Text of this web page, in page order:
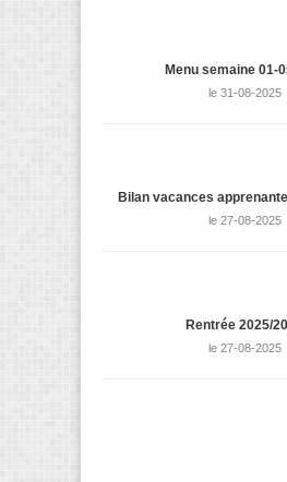
Menu semaine 01-
le 31-08-2025
Bilan vacances
le 27-08-2025
Rentrée 2025/
le 27-08-2025